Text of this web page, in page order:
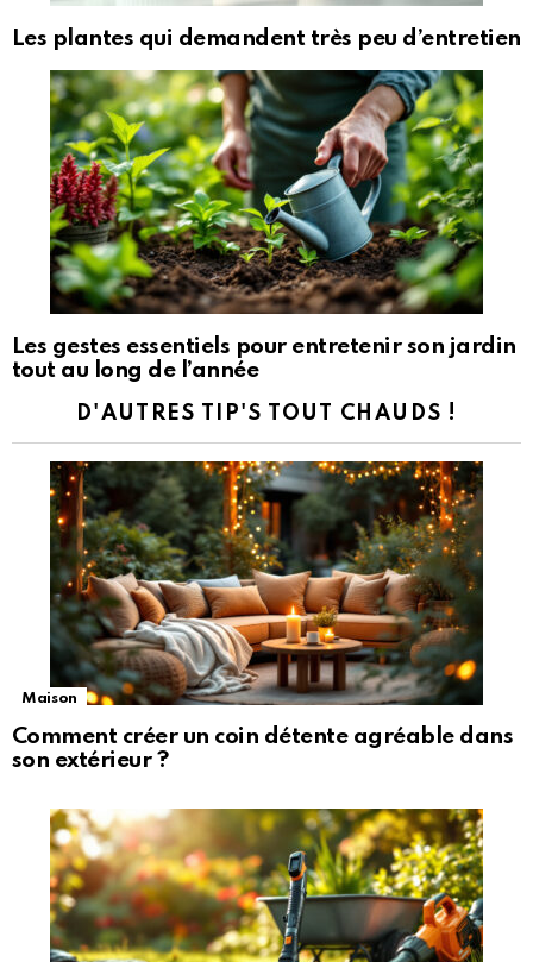
Les plantes qui demandent très peu d’entretien
Les gestes essentiels pour entretenir son jardin
tout au long de l’année
D'AUTRES TIP'S TOUT CHAUDS !
Maison
Comment créer un coin détente agréable dans
son extérieur ?